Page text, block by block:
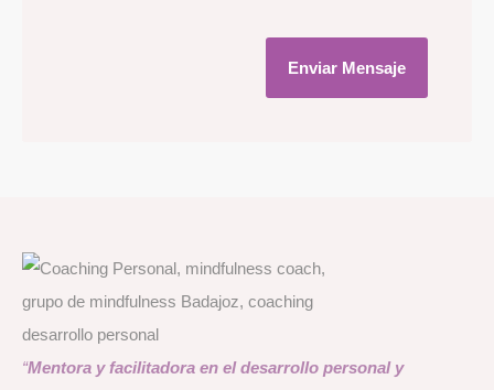
Enviar Mensaje
“Mentora y facilitadora en el desarrollo personal y